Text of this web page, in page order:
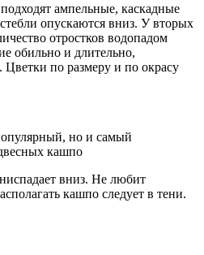
ампельные, каскадные
опускаются вниз. У вторых
отростков водопадом
обильно и длительно,
Цветки по размеру и по окрасу
но и самый
кашпо
вниз. Не любит
кашпо следует в тени.